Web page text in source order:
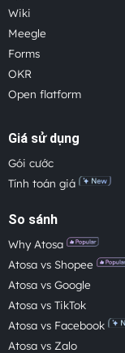
Wiki
Meegle
Forms
OKR
Open flatform
Giá sử dụng
Gói cước
Tính toán giá
So sánh
Why Atosa
Atosa vs Shopee
Atosa vs Google
Atosa vs TikTok
Atosa vs Facebook
Atosa vs Zalo